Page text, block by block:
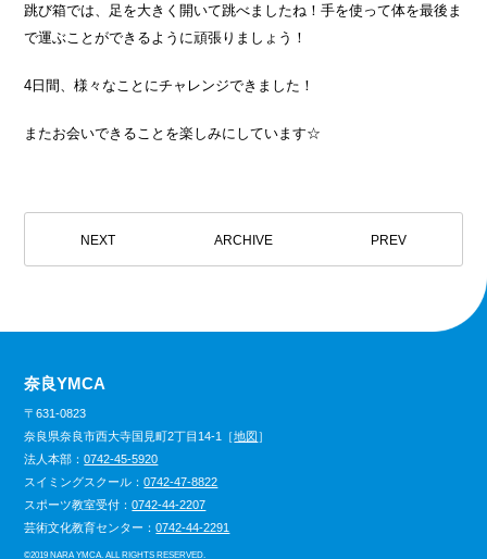
跳び箱では、足を大きく開いて跳べましたね！手を使って体を最後ま
で運ぶことができるように頑張りましょう！
4日間、様々なことにチャレンジできました！
またお会いできることを楽しみにしています☆
NEXT ARCHIVE PREV
奈良YMCA
〒631-0823
奈良県奈良市西大寺国見町2丁目14-1［地図 ］
法人本部：0742-45-5920
スイミングスクール：0742-47-8822
スポーツ教室受付：0742-44-2207
芸術文化教育センター：0742-44-2291
©2019 NARA YMCA. ALL RIGHTS RESERVED.